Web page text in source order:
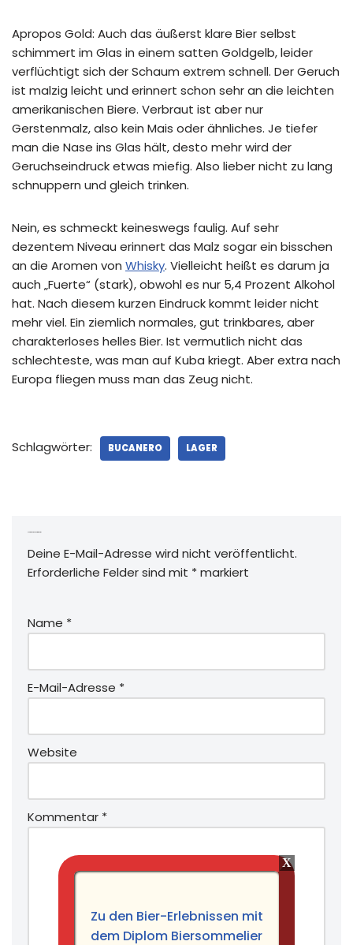
Apropos Gold: Auch das äußerst klare Bier selbst
schimmert im Glas in einem satten Goldgelb, leider
verflüchtigt sich der Schaum extrem schnell. Der Geruch
ist malzig leicht und erinnert schon sehr an die leichten
amerikanischen Biere. Verbraut ist aber nur
Gerstenmalz, also kein Mais oder ähnliches. Je tiefer
man die Nase ins Glas hält, desto mehr wird der
Geruchseindruck etwas miefig. Also lieber nicht zu lang
schnuppern und gleich trinken.
Nein, es schmeckt keineswegs faulig. Auf sehr
dezentem Niveau erinnert das Malz sogar ein bisschen
an die Aromen von Whisky. Vielleicht heißt es darum ja
auch „Fuerte“ (stark), obwohl es nur 5,4 Prozent Alkohol
hat. Nach diesem kurzen Eindruck kommt leider nicht
mehr viel. Ein ziemlich normales, gut trinkbares, aber
charakterloses helles Bier. Ist vermutlich nicht das
schlechteste, was man auf Kuba kriegt. Aber extra nach
Europa fliegen muss man das Zeug nicht.
Schlagwörter: BUCANERO LAGER
Deine E-Mail-Adresse wird nicht veröffentlicht.
Erforderliche Felder sind mit *markiert
Name *
E-Mail-Adresse *
Website
Kommentar *
Zu den Bier-Erlebnissen mit
dem Diplom Biersommelier